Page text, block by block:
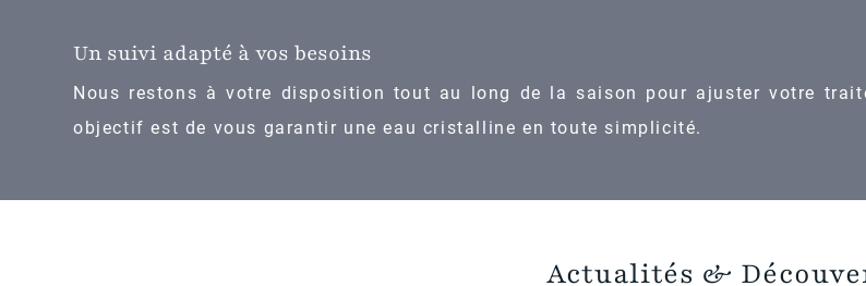
Un suivi adapté à vos besoins
Nous restons à votre disposition tout au long de la saison pour ajuster votre
objectif est de vous garantir une eau cristalline en toute simplicité.
Actualités &